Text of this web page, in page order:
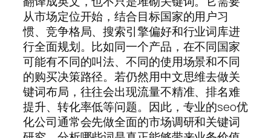
从市场定位开始，结合目标国家的用户习
惯、竞争格局、搜索引擎偏好和行业词库进
行全面规划。比如同一个产品，在不同国家
可能有不同的叫法、不同的使用场景和不同
的购买决策路径。若仍然用中文思维去做关
键词布局，往往会出现流量不精准、排名难
提升、转化率低等问题。因此，专业的seo优
化公司通常会先做全面的市场调研和关键词